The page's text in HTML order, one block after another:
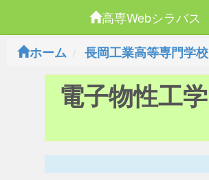
高専Webシラバス
ホーム
長岡工業高等専門学校
電子物性工学